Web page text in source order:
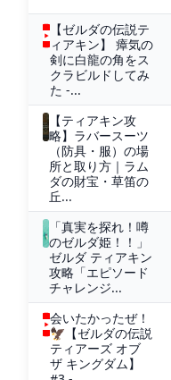
【ゼルダの伝説テ
ィアキン】 瘴気の
剣に白龍の角をス
クラビルドしてみ
た -...
【ティアキン攻
略】ラバースーツ
（防具・服）の場
所と取り方｜ラム
ダの財宝・草笛の
丘...
「真実を探れ！噂
のゼルダ姫！！」
ゼルダ ティアキン
攻略「エピソード
チャレンジ...
会いたかったぜ！
🦅【ゼルダの伝説
ティアーズ オブ
ザ キングダム】